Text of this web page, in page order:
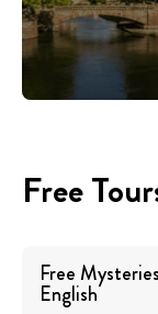
Free
Free
English